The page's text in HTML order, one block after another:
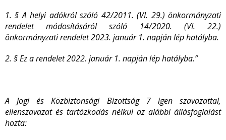
1. § A helyi adókról szóló 42/2011. (VI. 29.) önkormányzati
rendelet módosításáról szóló 14/2020. (VI. 22.)
önkormányzati rendelet 2023. január 1. napján lép hatályba.
2. § Ez a rendelet 2022. január 1. napján lép hatályba.”
A Jogi és Közbiztonsági Bizottság 7 igen szavazattal,
ellenszavazat és tartózkodás nélkül az alábbi állásfoglalást
hozta: